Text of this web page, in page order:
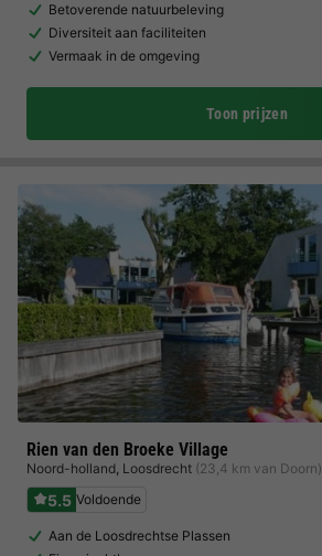
Betoverende natuurbeleving
Diversiteit aan faciliteiten
Vermaak in de omgeving
Toon prijzen
Rien van den Broeke Village
Noord-holland, Loosdrecht (23,4 km van Doorn)
5.5 Voldoende
Aan de Loosdrechtse Plassen